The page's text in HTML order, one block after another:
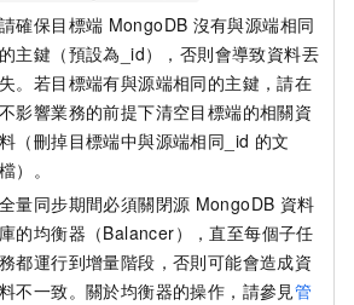
請確保目標端 MongoDB 沒有與源端相同
的主鍵（預設為_id），否則會導致資料丟
失。若目標端有與源端相同的主鍵，請在
不影響業務的前提下清空目標端的相關資
料（刪掉目標端中與源端相同_id 的文
檔）。
全量同步期間必須關閉源 MongoDB 資料
庫的均衡器（Balancer），直至每個子任
務都運行到增量階段，否則可能會造成資
料不一致。關於均衡器的操作，請參見管